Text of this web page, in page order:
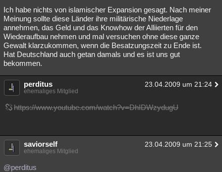
Natur Umfragen Unterhaltung
weitere Rubriken
Philosophie Träume Orte Esoterik Literatur
Astronomie Helpdesk Gruppen Gaming Filme
Musik
Übersichten
Besucht Teilgenommen Alle Neue Geschlossen
Ich habe nichts von islamischer Expansion gesagt. Nach meiner
Meinung sollte diese Länder ihre militärische Niederlage
annehmen, das Geld und das Knowhow der Alliierten für den
Wiederaufbau nehmen und mal versuchen ohne diese ganze
Gewalt klarzukommen, wenn die Besatzungszeit zu Ende ist.
Hat Deutschland auch getan damals und es ist uns gut
bekommen.
perditus 23.04.2009 um 21:24
ehemaliges Mitglied
https://www.youtube.com/watch?v=DhIDWzydugU
saviorself 23.04.2009 um 21:25
ehemaliges Mitglied
@perditus